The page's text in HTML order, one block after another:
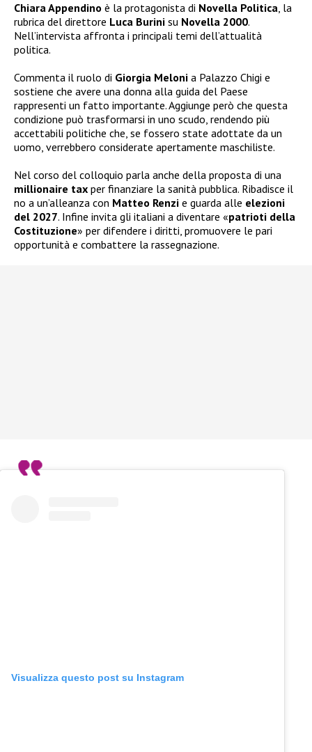
Chiara Appendino è la protagonista di Novella Politica, la
rubrica del direttore Luca Burini su Novella 2000.
Nell’intervista affronta i principali temi dell’attualità
politica.
Commenta il ruolo di Giorgia Meloni a Palazzo Chigi e
sostiene che avere una donna alla guida del Paese
rappresenti un fatto importante. Aggiunge però che questa
condizione può trasformarsi in uno scudo, rendendo più
accettabili politiche che, se fossero state adottate da un
uomo, verrebbero considerate apertamente maschiliste.
Nel corso del colloquio parla anche della proposta di una
millionaire tax per finanziare la sanità pubblica. Ribadisce il
no a un’alleanza con Matteo Renzi e guarda alle elezioni
del 2027. Infine invita gli italiani a diventare «patrioti della
Costituzione» per difendere i diritti, promuovere le pari
opportunità e combattere la rassegnazione.
Visualizza questo post su Instagram